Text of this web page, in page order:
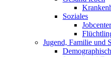
Soziales
Jobcenter
Jugend, Familie und